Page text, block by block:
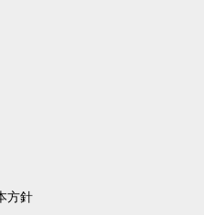
方針